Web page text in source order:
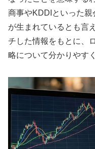
商事やKDDIといった
が生まれているとも言
チした情報をもとに、
略について分かりやす